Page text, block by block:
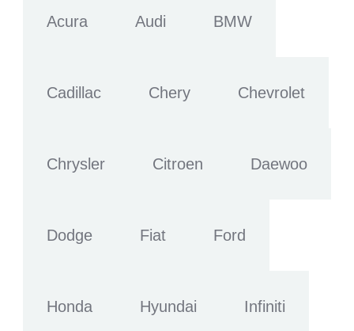
Acura Audi BMW
Cadillac Chery Chevrolet
Chrysler Citroen Daewoo
Dodge Fiat Ford
Honda Hyundai Infiniti